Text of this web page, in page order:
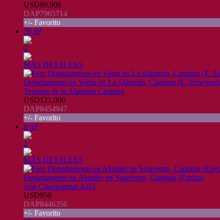
USD69.900
DAP7965714
+/- Favorito
70 m²
2
MÁS DETALLES
Departamento en Venta en La Alameda, Canning (E.
Terrazas de la Alameda Canning
USD121.000
DAP8454947
+/- Favorito
0 m²
2
MÁS DETALLES
Departamento en Alquiler en Sotavento, Canning (Ezeiza)
Jose Champagnat 4351
USD950
DAP8446356
+/- Favorito